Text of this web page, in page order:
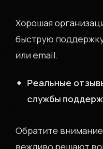
Хорошая
быструю
или email.
Реальные
службы
Обратите